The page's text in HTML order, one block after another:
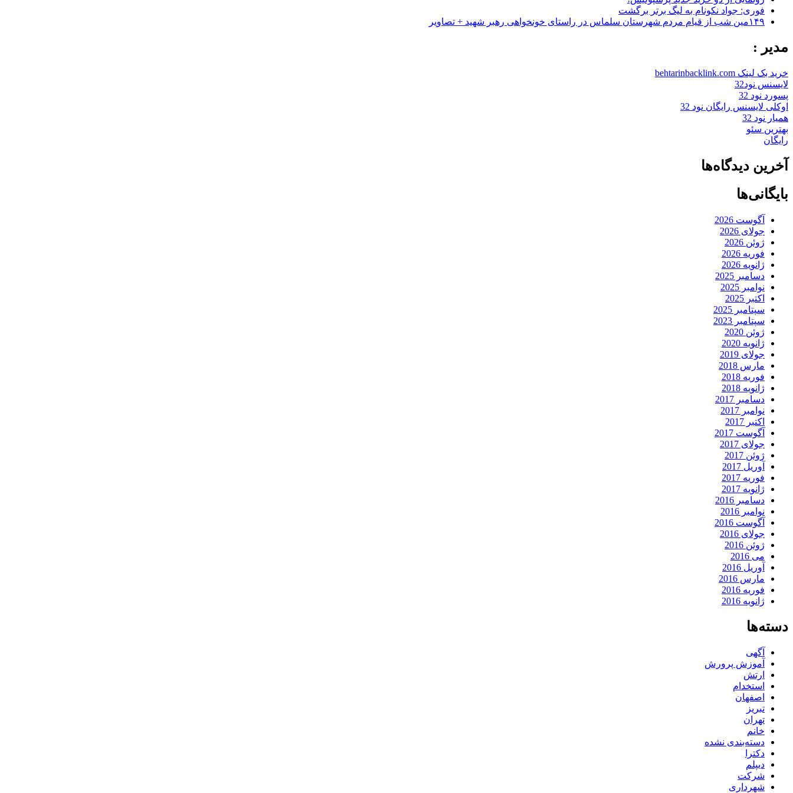
فوری: جواد نکونام به لیگ برتر برگشت
۱۴۹مین شب از قیام مردم شهرستان سلماس در راستای خونخواهی رهبر شهید + تصاویر
مدیر :
خرید بک لینک behtarinbacklink.com
لایسنس نود32
پسورد نود 32
اوکلی لایسنس رایگان نود 32
همیار نود 32
بهترین سئو
رایگان
آخرین دیدگاه‌ها
بایگانی‌ها
آگوست 2026
جولای 2026
ژوئن 2026
فوریه 2026
ژانویه 2026
دسامبر 2025
نوامبر 2025
اکتبر 2025
سپتامبر 2025
سپتامبر 2023
ژوئن 2020
ژانویه 2020
جولای 2019
مارس 2018
فوریه 2018
ژانویه 2018
دسامبر 2017
نوامبر 2017
اکتبر 2017
آگوست 2017
جولای 2017
ژوئن 2017
آوریل 2017
فوریه 2017
ژانویه 2017
دسامبر 2016
نوامبر 2016
آگوست 2016
جولای 2016
ژوئن 2016
می 2016
آوریل 2016
مارس 2016
فوریه 2016
ژانویه 2016
دسته‌ها
آگهی
آموزش پرورش
ارتش
استخدام
اصفهان
تبریز
تهران
خانم
دسته‌بندی نشده
دکترا
دیپلم
شرکت
شهرداری